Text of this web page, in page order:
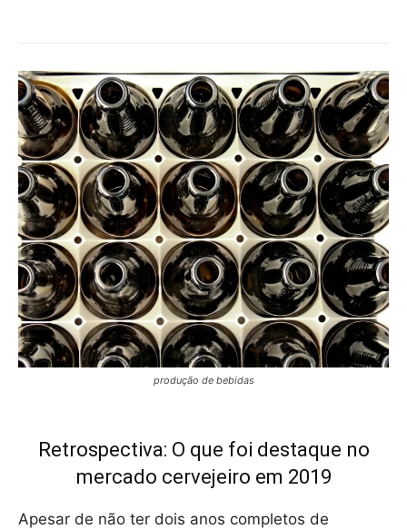
produção de bebidas
Retrospectiva: O que foi destaque no
mercado cervejeiro em 2019
Apesar de não ter dois anos completos de